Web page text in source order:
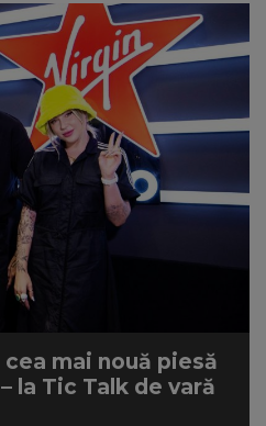
mai nouă piesă
la Tic Talk de vară